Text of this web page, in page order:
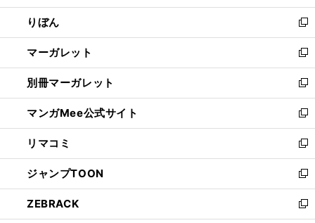
開
く
ウ
で
開
く
ン
ド
ウ
で
開
く
ウ
ィ
ン
ド
ウ
で
開
く
りぼん
新
し
い
ウ
ィ
ン
ド
ウ
で
開
く
マーガレット
新
し
い
ウ
ィ
ン
ド
ウ
で
開
く
別冊マーガレット
新
し
い
ウ
ィ
ン
ド
ウ
で
開
マンガMee公式サイト
新
し
い
ウ
ィ
ン
ド
ウ
リマコミ
新
し
い
ウ
ィ
ン
ジャンプTOON
新
し
い
ZEBRACK
新